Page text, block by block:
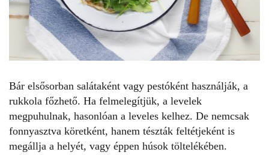
Bár elsősorban salátaként vagy pestóként használják, a
rukkola főzhető. Ha felmelegítjük, a levelek
megpuhulnak, hasonlóan a leveles kelhez. De nemcsak
fonnyasztva köretként, hanem tészták feltétjeként is
megállja a helyét, vagy éppen húsok töltelékében.